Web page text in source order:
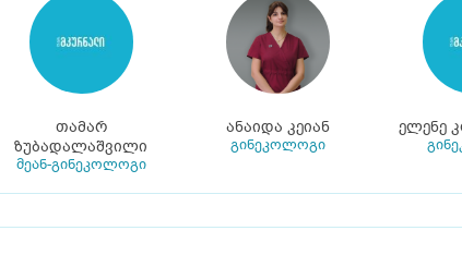
თამარ
ზუბადალაშვილი
მეან-გინეკოლოგი
ანაიდა კეიან
გინეკოლოგი
ელენე